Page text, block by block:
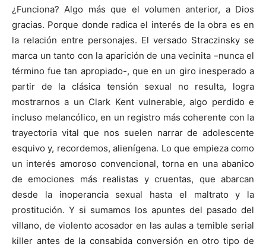
¿Funciona? Algo más que el volumen anterior, a Dios
gracias. Porque donde radica el interés de la obra es en
la relación entre personajes. El versado Straczinsky se
marca un tanto con la aparición de una vecinita –nunca el
término fue tan apropiado-, que en un giro inesperado a
partir de la clásica tensión sexual no resulta, logra
mostrarnos a un Clark Kent vulnerable, algo perdido e
incluso melancólico, en un registro más coherente con la
trayectoria vital que nos suelen narrar de adolescente
esquivo y, recordemos, alienígena. Lo que empieza como
un interés amoroso convencional, torna en una abanico
de emociones más realistas y cruentas, que abarcan
desde la inoperancia sexual hasta el maltrato y la
prostitución. Y si sumamos los apuntes del pasado del
villano, de violento acosador en las aulas a temible serial
killer antes de la consabida conversión en otro tipo de